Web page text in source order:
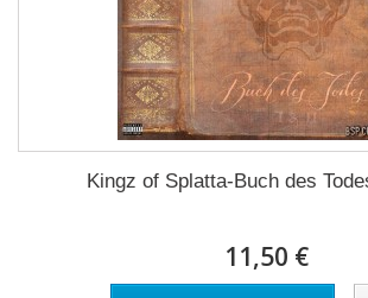
Kingz of Splatta-Buch des
11,50 €